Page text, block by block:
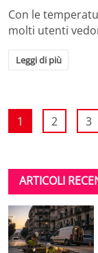
Con le
molti utenti
Leggi di più
1 2 3
ARTICOLI